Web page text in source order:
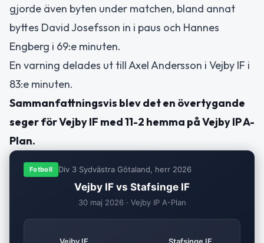
gjorde även byten under matchen, bland annat
byttes David Josefsson in i paus och Hannes
Engberg i 69:e minuten.
En varning delades ut till Axel Andersson i Vejby IF i
83:e minuten.
Sammanfattningsvis blev det en övertygande
seger för Vejby IF med 11-2 hemma på Vejby IP A-
Plan.
Fotboll Div 3 Sydvästra Götaland, herr 2026
Vejby IF vs Stafsinge IF
30 maj 2026 · Vejby IP A-Plan